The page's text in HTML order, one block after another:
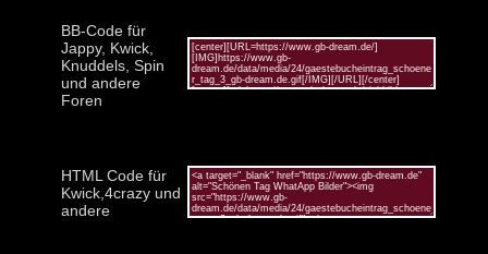
BB-Code für
Jappy, Kwick,
Knuddels, Spin
und andere
Foren
HTML Code für
Kwick,4crazy und
andere